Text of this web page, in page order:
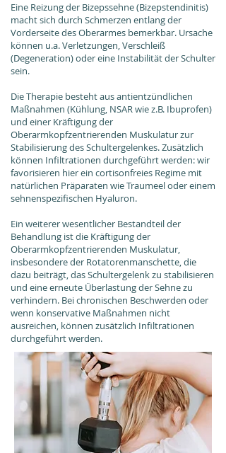
Eine Reizung der Bizepssehne (Bizepstendinitis)
macht sich durch Schmerzen entlang der
Vorderseite des Oberarmes bemerkbar. Ursache
können u.a. Verletzungen, Verschleiß
(Degeneration) oder eine Instabilität der Schulter
sein.
Die Therapie besteht aus antientzündlichen
Maßnahmen (Kühlung, NSAR wie z.B. Ibuprofen)
und einer Kräftigung der
Oberarmkopfzentrierenden Muskulatur zur
Stabilisierung des Schultergelenkes. Zusätzlich
können Infiltrationen durchgeführt werden: wir
favorisieren hier ein cortisonfreies Regime mit
natürlichen Präparaten wie Traumeel oder einem
sehnenspezifischen Hyaluron.
Ein weiterer wesentlicher Bestandteil der
Behandlung ist die Kräftigung der
Oberarmkopfzentrierenden Muskulatur,
insbesondere der Rotatorenmanschette, die
dazu beiträgt, das Schultergelenk zu stabilisieren
und eine erneute Überlastung der Sehne zu
verhindern. Bei chronischen Beschwerden oder
wenn konservative Maßnahmen nicht
ausreichen, können zusätzlich Infiltrationen
durchgeführt werden.